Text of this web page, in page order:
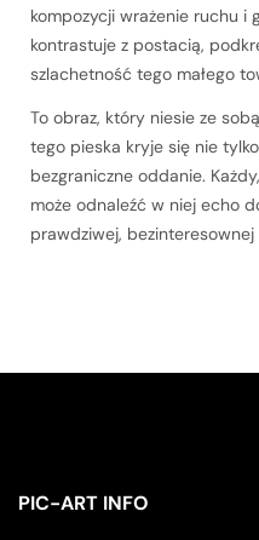
kompozycji wrażenie ruchu i
kontrastuje z postacią,
szlachetność tego małego
To obraz, który niesie ze
tego pieska kryje się nie
bezgraniczne oddanie.
może odnaleźć w niej echo
prawdziwej, bezinteresownej
PIC-ART INFO